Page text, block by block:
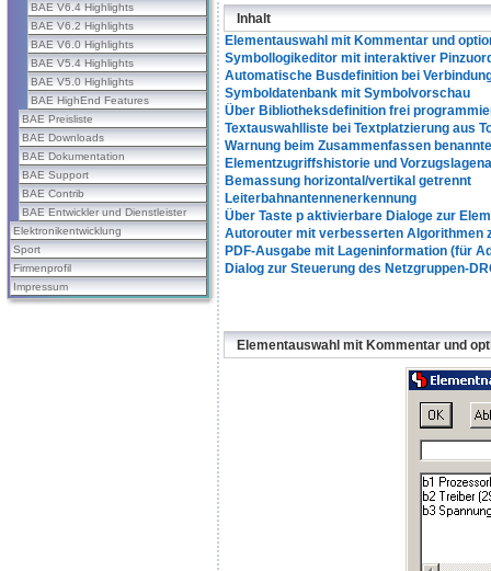
BAE V6.4 Highlights
BAE V6.2 Highlights
BAE V6.0 Highlights
BAE V5.4 Highlights
BAE V5.0 Highlights
BAE HighEnd Features
BAE Preisliste
BAE Downloads
BAE Dokumentation
BAE Support
BAE Contrib
BAE Entwickler und Dienstleister
Elektronikentwicklung
Sport
Firmenprofil
Impressum
Inhalt
Elementauswahl mit Kommentar und
Symbollogikeditor mit interaktiver
Automatische Busdefinition bei
Symboldatenbank mit Symbolvorschau
Über Bibliotheksdefinition frei
Textauswahlliste bei Textplatzierung aus
Warnung beim Zusammenfassen
Elementzugriffshistorie und
Bemassung horizontal/vertikal getrennt
Leiterbahnantennenerkennung
Über Taste p aktivierbare Dialoge zur
Autorouter mit verbesserten Algorithmen
PDF-Ausgabe mit Lageninformation (für
Dialog zur Steuerung des Netzgruppen-
Elementauswahl mit Kommentar und